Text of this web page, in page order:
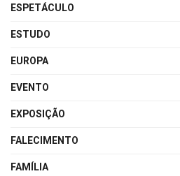
ESPETÁCULO
ESTUDO
EUROPA
EVENTO
EXPOSIÇÃO
FALECIMENTO
FAMÍLIA